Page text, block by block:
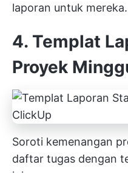
laporan untuk
4. Templat
Proyek
Soroti kemenangan
daftar tugas dengan